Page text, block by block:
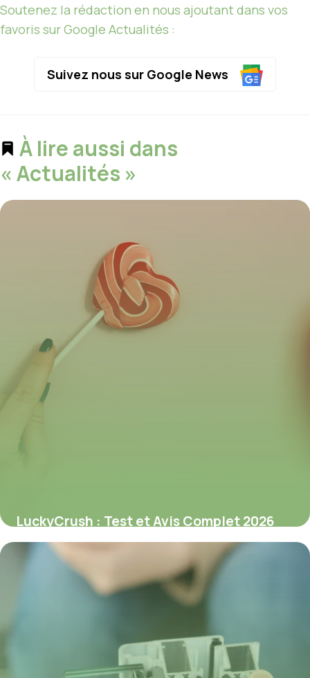
Soutenez la rédaction en nous ajoutant dans vos
favoris sur Google Actualités :
Suivez nous sur Google News
À lire aussi dans
« Actualités »
LuckyCrush : Test et Avis Complet 2026
9 juillet 2026